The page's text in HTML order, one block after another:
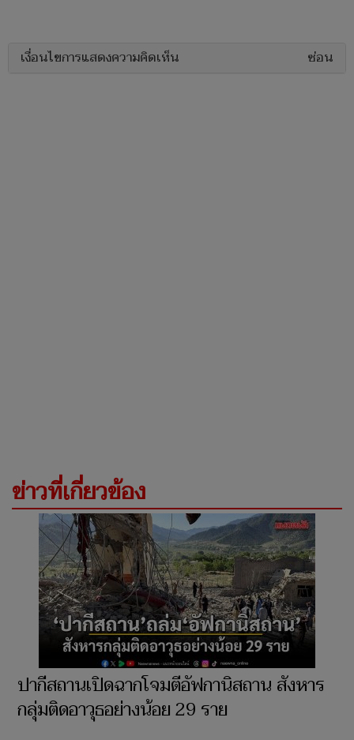
เงื่อนไขการแสดงความคิดเห็น ซ่อน
ข่าวที่เกี่ยวข้อง
ปากีสถานเปิดฉากโจมตีอัฟกานิสถาน สังหาร
กลุ่มติดอาวุธอย่างน้อย 29 ราย